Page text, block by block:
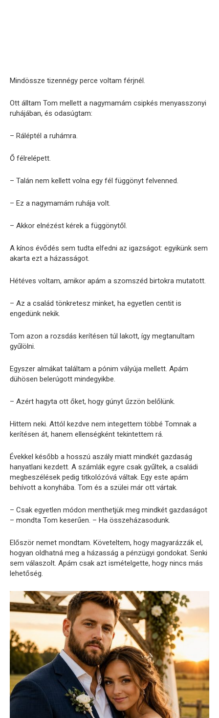
Mindössze tizennégy perce voltam férjnél.
Ott álltam Tom mellett a nagymamám csipkés menyasszonyi
ruhájában, és odasúgtam:
– Ráléptél a ruhámra.
Ő félrelépett.
– Talán nem kellett volna egy fél függönyt felvenned.
– Ez a nagymamám ruhája volt.
– Akkor elnézést kérek a függönytől.
A kínos évődés sem tudta elfedni az igazságot: egyikünk sem
akarta ezt a házasságot.
Hétéves voltam, amikor apám a szomszéd birtokra mutatott.
– Az a család tönkretesz minket, ha egyetlen centit is
engedünk nekik.
Tom azon a rozsdás kerítésen túl lakott, így megtanultam
gyűlölni.
Egyszer almákat találtam a pónim vályúja mellett. Apám
dühösen belerúgott mindegyikbe.
– Azért hagyta ott őket, hogy gúnyt űzzön belőlünk.
Hittem neki. Attól kezdve nem integettem többé Tomnak a
kerítésen át, hanem ellenségként tekintettem rá.
Évekkel később a hosszú aszály miatt mindkét gazdaság
hanyatlani kezdett. A számlák egyre csak gyűltek, a családi
megbeszélések pedig titkolózóvá váltak. Egy este apám
behívott a konyhába. Tom és a szülei már ott vártak.
– Csak egyetlen módon menthetjük meg mindkét gazdaságot
– mondta Tom keserűen. – Ha összeházasodunk.
Először nemet mondtam. Követeltem, hogy magyarázzák el,
hogyan oldhatná meg a házasság a pénzügyi gondokat. Senki
sem válaszolt. Apám csak azt ismételgette, hogy nincs más
lehetőség.